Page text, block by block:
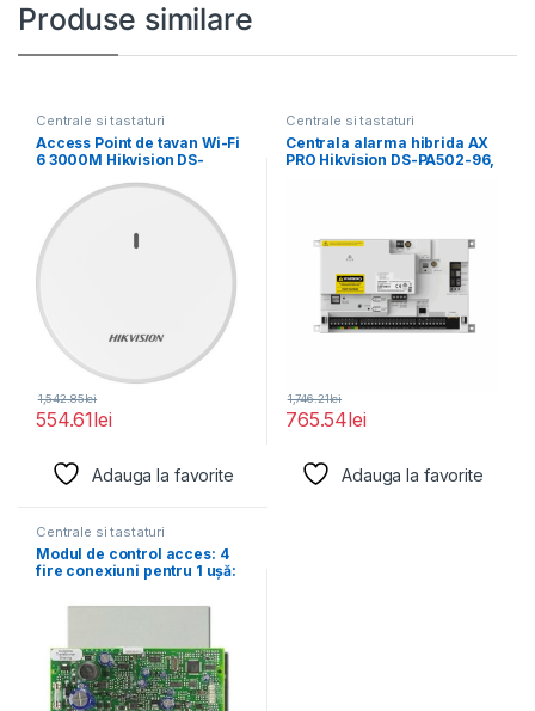
Produse similare
Centrale si tastaturi
Access Point de tavan Wi-Fi
6 3000M Hikvision DS-
554.61lei
1,542.85lei
Adauga la favorite
Centrale si tastaturi
Centrala alarma hibrida AX
PRO Hikvision DS-PA502-96,
765.54lei
1,746.21lei
Adauga la favorite
Centrale si tastaturi
Modul de control acces: 4
fire conexiuni pentru 1 uşă: